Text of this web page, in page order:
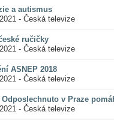
a autismus
- Česká televize
ručičky
- Česká televize
ASNEP 2018
- Česká televize
Odposlechnuto v Praze
- Česká televize